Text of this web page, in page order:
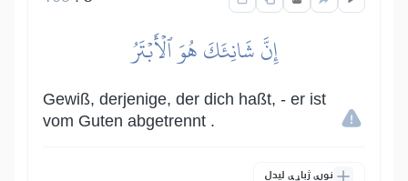
إِنَّ شَانِئَكَ هُوَ ٱلۡأَبۡتَرُ
Gewiß, derjenige, der dich haßt, - er ist
vom Guten abgetrennt .
نورې ژباړې لیدل